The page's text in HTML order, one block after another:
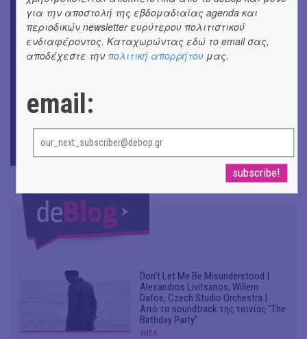
Ομαδική έκθεση | Προσωρινά για Πάντα
ΕΙΚΑΣΤΙΚΑ
Έκθεση φωτογραφίας: Ανδρίων έργα και ημέρες
Αργύρης Ραλλιάς | Λιτανεία
Θανάσης Λάλας-Κώστας Τσόκλης - Συνομιλώντας με
εικόνες και λέξεις
Don't Let Me Be Misunderstood |
Alexandros Livitsanos, Willem
Dafoe, Czech Studio Orchestra |
Από το soundtrack της ταινίας "The
Birthday Party"
#ΝΕΑ
για την αποστολή της εβδομαδιαίας agenda και
περιοδικών newsletter ευρύτερου πολιτιστικού
ενδιαφέροντος. Καταχωρώντας εδώ το email σας,
αποδέχεστε την πολιτική απορρήτουμας.
email: